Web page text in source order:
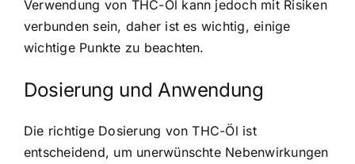
Verwendung von THC-Öl kann jedoch mit Risiken
verbunden sein, daher ist es wichtig, einige
wichtige Punkte zu beachten.
Dosierung und Anwendung
Die richtige Dosierung von THC-Öl ist
entscheidend, um unerwünschte Nebenwirkungen